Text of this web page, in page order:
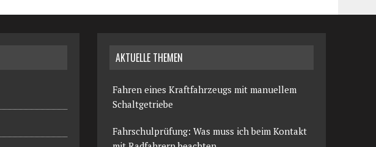
AKTUELLE THEMEN
Fahren eines Kraftfahrzeugs mit manuellem
Schaltgetriebe
Fahrschulprüfung: Was muss ich beim Kontakt